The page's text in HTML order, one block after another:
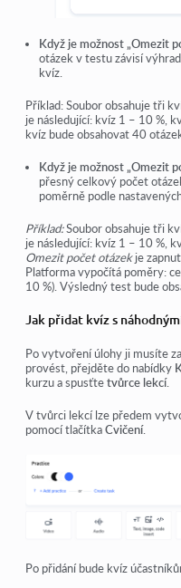
Když je možnost „Omezit
otázek v testu závisí
kvíz.
Příklad: Soubor obsahuje tři
je následující: kvíz 1 – 10 %,
kvíz bude obsahovat 40
Když je možnost „Omezit
přesný celkový počet
poměrně podle
Příklad:Soubor obsahuje tři
je následující: kvíz 1 – 10 %,
Omezit počet otázekje
Platforma vypočítá poměry:
10 %). Výsledný test bude
Jak přidat kvíz s
Po vytvoření úlohy ji musíte
provést, přejděte do nabídky
kurzu a spusťtetvůrce lekcí.
V tvůrci lekcí lze předem
pomocí tlačítkaCvičení.
Po přidání bude kvíz